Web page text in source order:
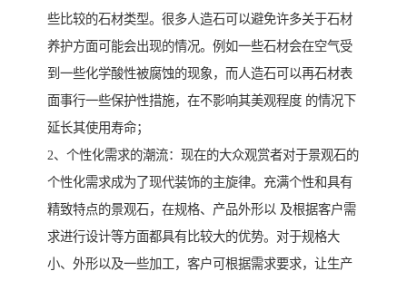
些比较的石材类型。很多人造石可以避免许多关于石材
养护方面可能会出现的情况。例如一些石材会在空气受
到一些化学酸性被腐蚀的现象，而人造石可以再石材表
面事行一些保护性措施，在不影响其美观程度 的情况下
延长其使用寿命；
2、个性化需求的潮流：现在的大众观赏者对于景观石的
个性化需求成为了现代装饰的主旋律。充满个性和具有
精致特点的景观石，在规格、产品外形以 及根据客户需
求进行设计等方面都具有比较大的优势。对于规格大
小、外形以及一些加工，客户可根据需求要求，让生产